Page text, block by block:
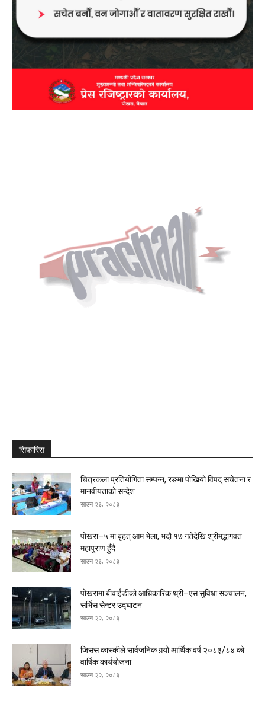
सिफारिस
चित्रकला प्रतियोगिता सम्पन्न, रङमा पोखियो विपद् सचेतना र
मानवीयताको सन्देश
साउन २३, २०८३
पोखरा–५ मा बृहत् आम भेला, भदौ १७ गतेदेखि श्रीमद्भागवत
महापुराण हुँदै
साउन २३, २०८३
पोखरामा बीवाईडीको आधिकारिक थ्री–एस सुविधा सञ्चालन,
सर्भिस सेन्टर उद्घाटन
साउन २२, २०८३
जिसस कास्कीले सार्वजनिक गर्‍यो आर्थिक वर्ष २०८३/८४ को
वार्षिक कार्ययोजना
साउन २२, २०८३